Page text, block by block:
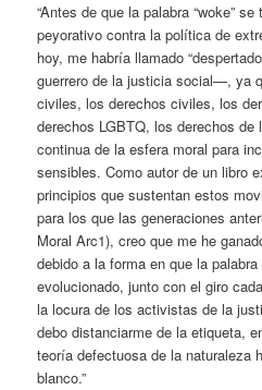
“Antes de que la palabra “woke”
peyorativo contra la política de
hoy, me habría llamado
guerrero de la justicia social—, ya
civiles, los derechos civiles, los
derechos LGBTQ, los derechos
continua de la esfera moral para
sensibles. Como autor de un libro
principios que sustentan estos
para los que las generaciones
Moral Arc1), creo que me he
debido a la forma en que la
evolucionado, junto con el giro
la locura de los activistas de la
debo distanciarme de la etiqueta,
teoría defectuosa de la naturaleza
blanco.”